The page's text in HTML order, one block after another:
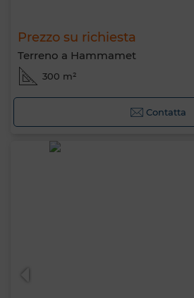
Prezzo su richiesta
Terreno a Hammamet
300 m²
Contatta